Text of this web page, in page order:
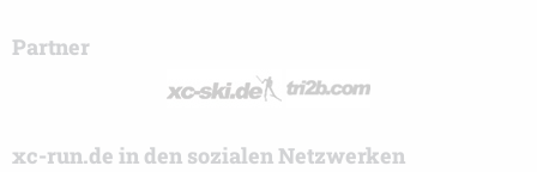
Partner
xc-run.de in den sozialen Netzwerken